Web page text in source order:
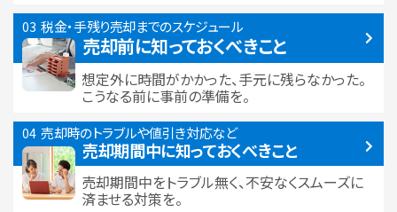
税金・手残り売却までのスケジュール
売却前に知っておくべきこと
想定外に時間がかかった、手元に残らなかった。
こうなる前に事前の準備を。
売却時のトラブルや値引き対応など
売却期間中に知っておくべきこと
売却期間中をトラブル無く、不安なくスムーズに
済ませる対策を。